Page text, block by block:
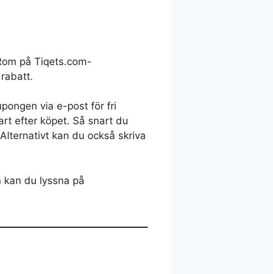
på Tiqets.com-
via e-post för fri
efter köpet. Så snart du
kan du också skriva
du lyssna på